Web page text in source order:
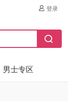
登录
男士专区